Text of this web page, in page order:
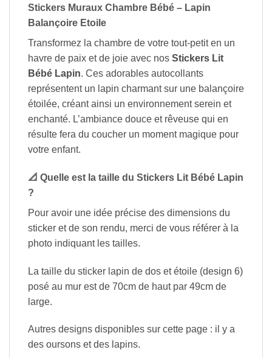
Stickers Muraux Chambre Bébé – Lapin
Balançoire Etoile
Transformez la chambre de votre tout-petit en un
havre de paix et de joie avec nos Stickers Lit
Bébé Lapin. Ces adorables autocollants
représentent un lapin charmant sur une balançoire
étoilée, créant ainsi un environnement serein et
enchanté. L’ambiance douce et rêveuse qui en
résulte fera du coucher un moment magique pour
votre enfant.
📐 Quelle est la taille du Stickers Lit Bébé Lapin
?
Pour avoir une idée précise des dimensions du
sticker et de son rendu, merci de vous référer à la
photo indiquant les tailles.
La taille du sticker lapin de dos et étoile (design 6)
posé au mur est de 70cm de haut par 49cm de
large.
Autres designs disponibles sur cette page : il y a
des oursons et des lapins.